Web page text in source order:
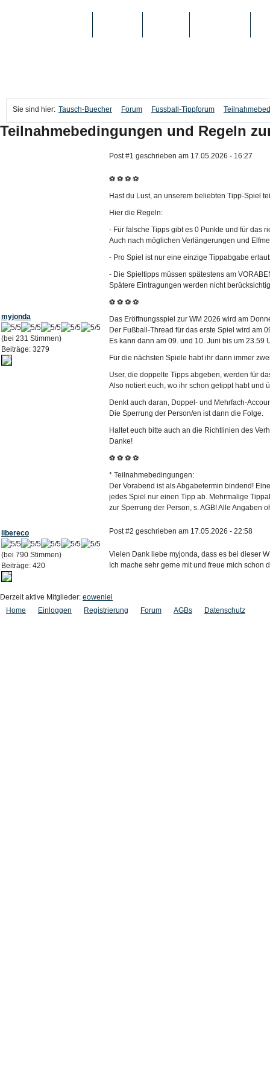
Sie sind hier: Tausch-Buecher Forum Fussball-Tippforum
Teilnahmebedingungen und Regeln
myjonda
(bei 231 Stimmen)
Beiträge: 3279
Post #1 geschrieben am 17.05.2026 - 16:27
⚽ ⚽ ⚽ ⚽
Hast du Lust, an unserem beliebten Tipp-Spiel
Hier die Regeln:
- Für falsche Tipps gibt es 0 Punkte und für das
Auch nach möglichen Verlängerungen und
- Pro Spiel ist nur eine einzige Tippabgabe
- Die Spieltipps müssen spätestens am
Spätere Eintragungen werden nicht
⚽ ⚽ ⚽ ⚽
Das Eröffnungsspiel zur WM 2026 wird am
Der Fußball-Thread für das erste Spiel wird am
Es kann dann am 09. und 10. Juni bis um
Für die nächsten Spiele habt ihr dann immer
User, die doppelte Tipps abgeben, werden für
Also notiert euch, wo ihr schon getippt habt und
Denkt auch daran, Doppel- und Mehrfach-
Die Sperrung der Person/en ist dann die Folge.
Haltet euch bitte auch an die Richtlinien des
Danke!
⚽ ⚽ ⚽ ⚽
* Teilnahmebedingungen:
Der Vorabend ist als Abgabetermin bindend!
jedes Spiel nur einen Tipp ab. Mehrmalige
zur Sperrung der Person, s. AGB! Alle Angaben
libereco
(bei 790 Stimmen)
Beiträge: 420
Post #2 geschrieben am 17.05.2026 - 22:58
Vielen Dank liebe myjonda, dass es bei dieser
Ich mache sehr gerne mit und freue mich schon
Derzeit aktive Mitglieder: eoweniel
Home
Einloggen Registrierung Forum AGBs Datenschutz